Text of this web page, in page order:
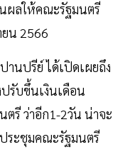
ผลให้คณะรัฐมนตรี
น 2566
นปรีย์ ได้เปิดเผยถึง
รับขึ้นเงินเดือน
ตรี ว่าอีก1-2วัน น่าจะ
ระชุมคณะรัฐมนตรี